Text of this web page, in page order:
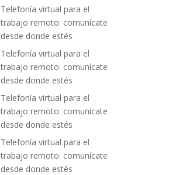
Telefonía virtual para el
trabajo remoto: comunícate
desde donde estés
Telefonía virtual para el
trabajo remoto: comunícate
desde donde estés
Telefonía virtual para el
trabajo remoto: comunícate
desde donde estés
Telefonía virtual para el
trabajo remoto: comunícate
desde donde estés